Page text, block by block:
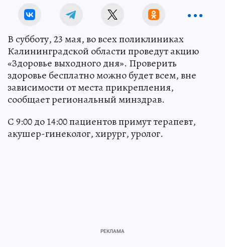
В субботу, 23 мая, во всех поликлиниках
Калининградской области проведут акцию
«Здоровье выходного дня». Проверить
здоровье бесплатно можно будет всем, вне
зависимости от места прикрепления,
сообщает региональный минздрав.
С 9:00 до 14:00 пациентов примут терапевт,
акушер-гинеколог, хирург, уролог.